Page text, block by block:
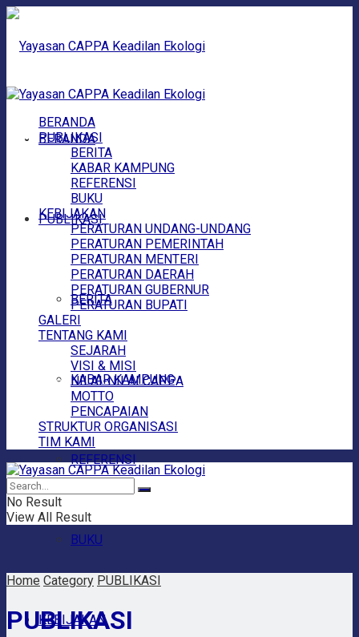
BERANDA
PUBLIKASI
BERITA
KABAR KAMPUNG
REFERENSI
BUKU
KEBIJAKAN
BERANDA
PUBLIKASI
BERITA
KABAR KAMPUNG
REFERENSI
BUKU
KEBIJAKAN
PERATURAN UNDANG-UNDANG
PERATURAN PEMERINTAH
PERATURAN MENTERI
PERATURAN DAERAH
PERATURAN GUBERNUR
PERATURAN BUPATI
GALERI
TENTANG KAMI
SEJARAH
VISI & MISI
NILAI-NILAI CAPPA
MOTTO
PENCAPAIAN
STRUKTUR ORGANISASI
TIM KAMI
No Result
View All Result
Home Category PUBLIKASI
PUBLIKASI